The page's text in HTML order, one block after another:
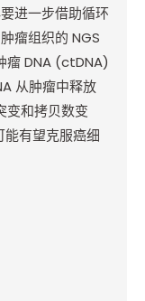
进一步借助循环
瘤组织的 NGS
瘤DNA (ctDNA)
从肿瘤中释放
变和拷贝数变
能有望克服癌细